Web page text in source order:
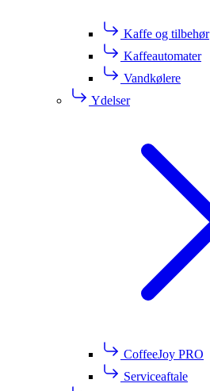
Kaffe og tilbehør
Kaffeautomater
Vandkølere
Ydelser
CoffeeJoy PRO
Serviceaftale